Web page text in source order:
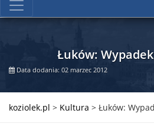
Łuków:
Data dodania: 02 marzec 2012
koziolek.pl > Kultura > Łuków: